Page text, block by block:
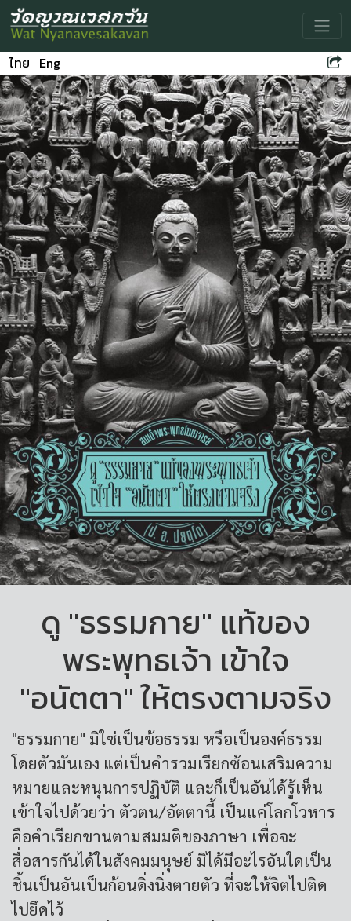
ไทย Eng
ดู "ธรรมกาย" แท้ของ
พระพุทธเจ้า เข้าใจ
"อนัตตา" ให้ตรงตามจริง
"ธรรมกาย" มิใช่เป็นข้อธรรม หรือเป็นองค์ธรรม
โดยตัวมันเอง แต่เป็นคำรวมเรียกซ้อนเสริมความ
หมายและหนุนการปฏิบัติ และก็เป็นอันได้รู้เห็น
เข้าใจไปด้วยว่า ตัวตน/อัตตานี้ เป็นแค่โลกโวหาร
คือคำเรียกขานตามสมมติของภาษา เพื่อจะ
สื่อสารกันได้ในสังคมมนุษย์ มิได้มีอะไรอันใดเป็น
ชิ้นเป็นอันเป็นก้อนดิ่งนิ่งตายตัว ที่จะให้จิตไปติด
ไปยึดไว้